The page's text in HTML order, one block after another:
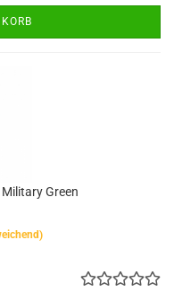
Green